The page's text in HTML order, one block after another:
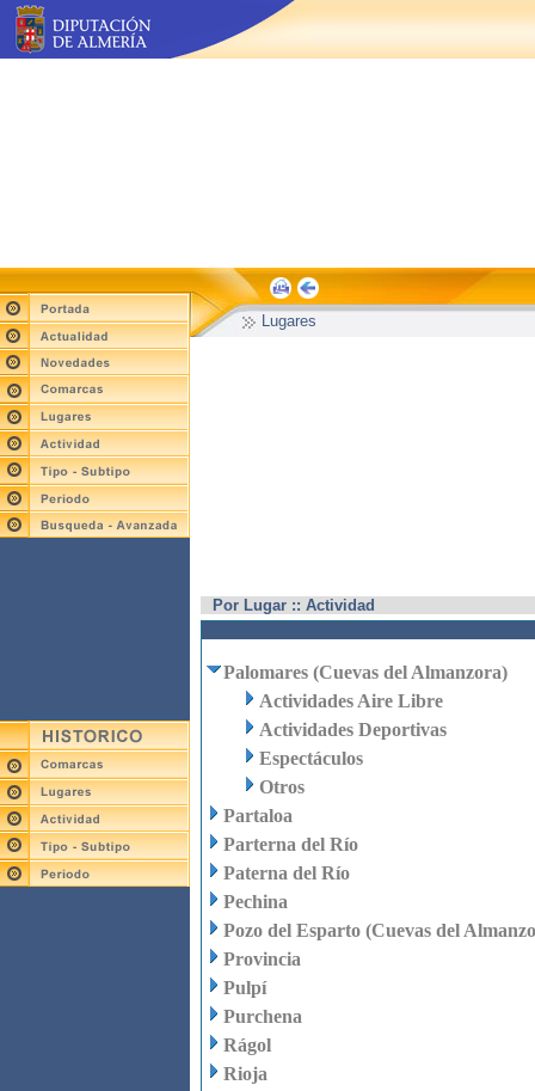
Lugares
Por Lugar :: Actividad
Palomares (Cuevas del Almanzora)
Actividades Aire Libre
Actividades Deportivas
Espectáculos
Otros
Partaloa
Parterna del Río
Paterna del Río
Pechina
Pozo del Esparto (Cuevas del
Provincia
Pulpí
Purchena
Rágol
Rioja